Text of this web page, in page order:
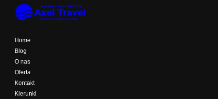
Home
Blog
O nas
Oferta
Kontakt
Kierunki